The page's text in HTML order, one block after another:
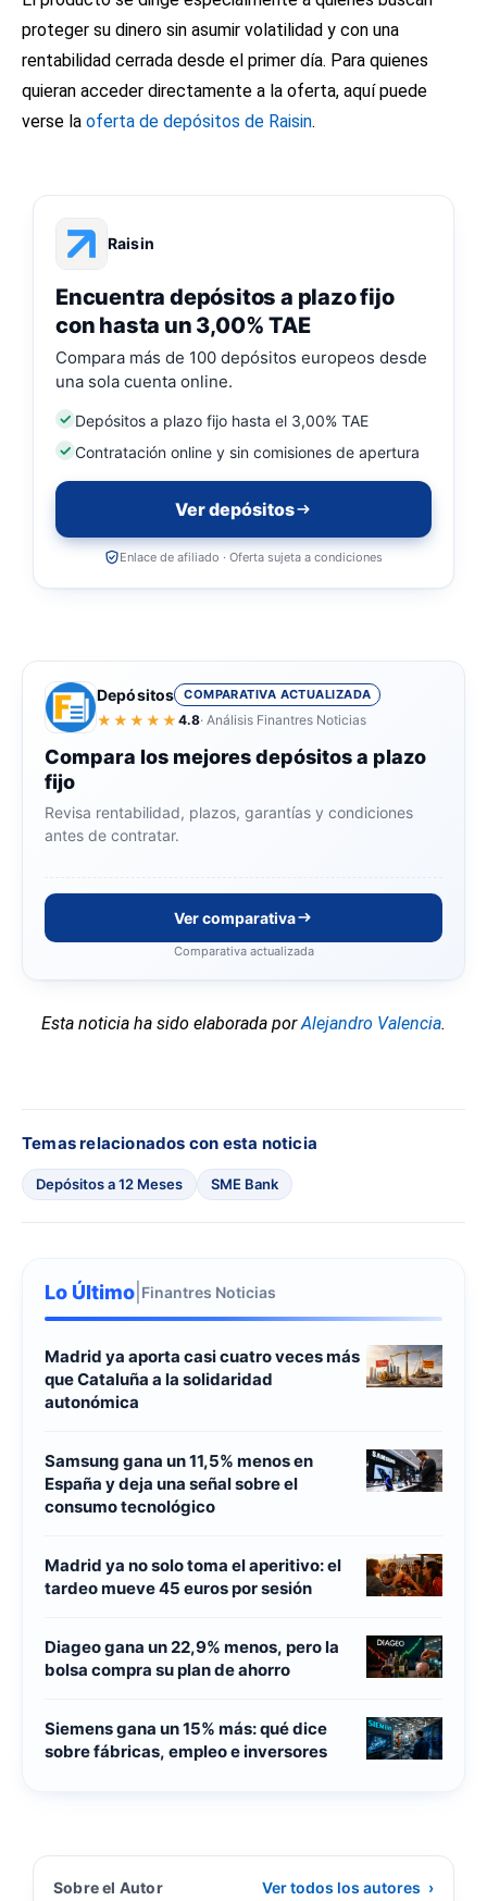
proteger su dinero sin asumir volatilidad y con una
rentabilidad cerrada desde el primer día. Para quienes
quieran acceder directamente a la oferta, aquí puede
verse la oferta de depósitos de Raisin.
Raisin
Encuentra depósitos a plazo fijo
con hasta un 3,00% TAE
Compara más de 100 depósitos europeos desde
una sola cuenta online.
Depósitos a plazo fijo hasta el 3,00% TAE
Contratación online y sin comisiones de apertura
Ver depósitos
Enlace de afiliado · Oferta sujeta a condiciones
Depósitos COMPARATIVA ACTUALIZADA
★★★★★ 4.8· Análisis Finantres Noticias
Compara los mejores depósitos a plazo
fijo
Revisa rentabilidad, plazos, garantías y condiciones
antes de contratar.
Ver comparativa
Comparativa actualizada
Esta noticia ha sido elaborada porAlejandro Valencia.
Temas relacionados con esta noticia
Depósitos a 12 Meses SME Bank
Lo Último Finantres Noticias
Madrid ya aporta casi cuatro veces más
que Cataluña a la solidaridad
autonómica
Samsung gana un 11,5% menos en
España y deja una señal sobre el
consumo tecnológico
Madrid ya no solo toma el aperitivo: el
tardeo mueve 45 euros por sesión
Diageo gana un 22,9% menos, pero la
bolsa compra su plan de ahorro
Siemens gana un 15% más: qué dice
sobre fábricas, empleo e inversores
Sobre el Autor Ver todos los autores ›